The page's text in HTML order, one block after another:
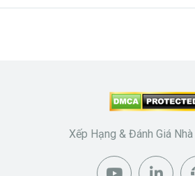
Xếp Hạng & Đánh Giá Nhà